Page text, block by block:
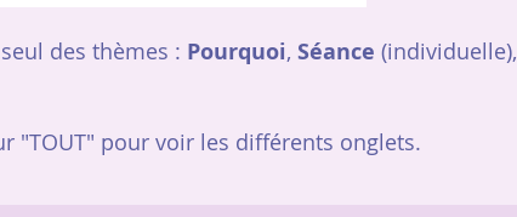
des thèmes : Pourquoi, Séance (individuelle),
"TOUT" pour voir les différents onglets.